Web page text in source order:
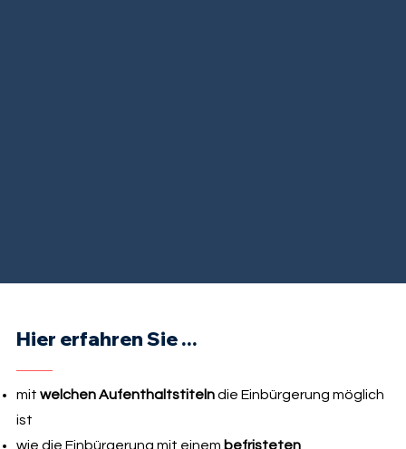
Hier erfahren Sie ...
mit welchen Aufenthaltstitelndie Einbürgerung möglich
ist
wie die Einbürgerung mit einem befristeten